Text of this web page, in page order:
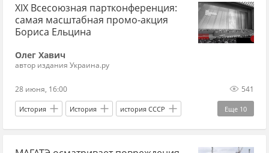
XIX Всесоюзная партконференция:
самая масштабная промо-акция
Бориса Ельцина
Олег Хавич
автор издания Украина.ру
28 июня, 16:00 541
Еще 10
История История история СССР
СССР КПСС коммунистическая партия